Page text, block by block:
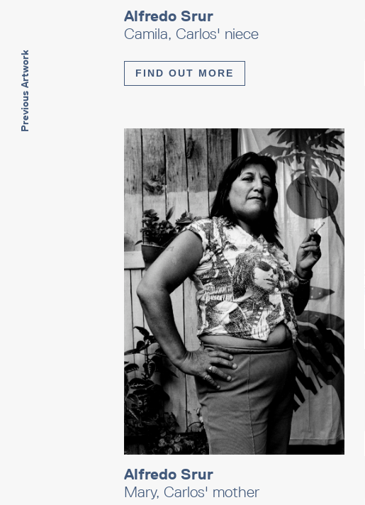
Previous Artwork
Alfredo Srur
Camila, Carlos' niece
FIND OUT MORE
Alfredo Srur
Mary, Carlos' mother